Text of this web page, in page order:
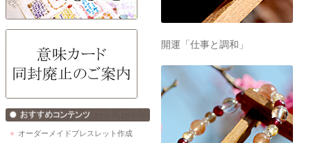
オーダーメイドブレスレット作成
開運「仕事と調和」